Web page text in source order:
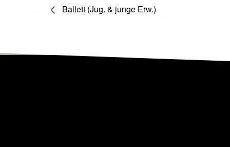
Ballett (Jug. & junge Erw.)